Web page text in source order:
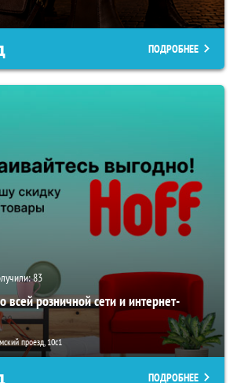
ПОДРОБНЕЕ
83
розничной сети и интернет-
проезд, 10с1
ПОДРОБНЕЕ